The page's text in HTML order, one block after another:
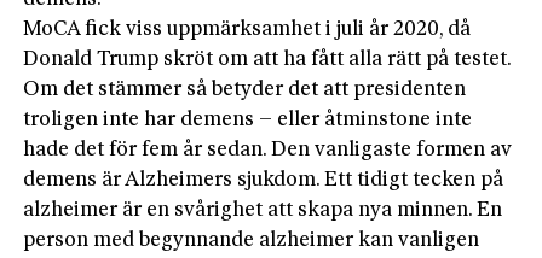
MoCA fick viss uppmärksamhet i juli år 2020, då
Donald Trump skröt om att ha fått alla rätt på testet.
Om det stämmer så betyder det att presidenten
troligen inte har demens – eller åtminstone inte
hade det för fem år sedan. Den vanligaste formen av
demens är Alzheimers sjukdom. Ett tidigt tecken på
alzheimer är en svårighet att skapa nya minnen. En
person med begynnande alzheimer kan vanligen